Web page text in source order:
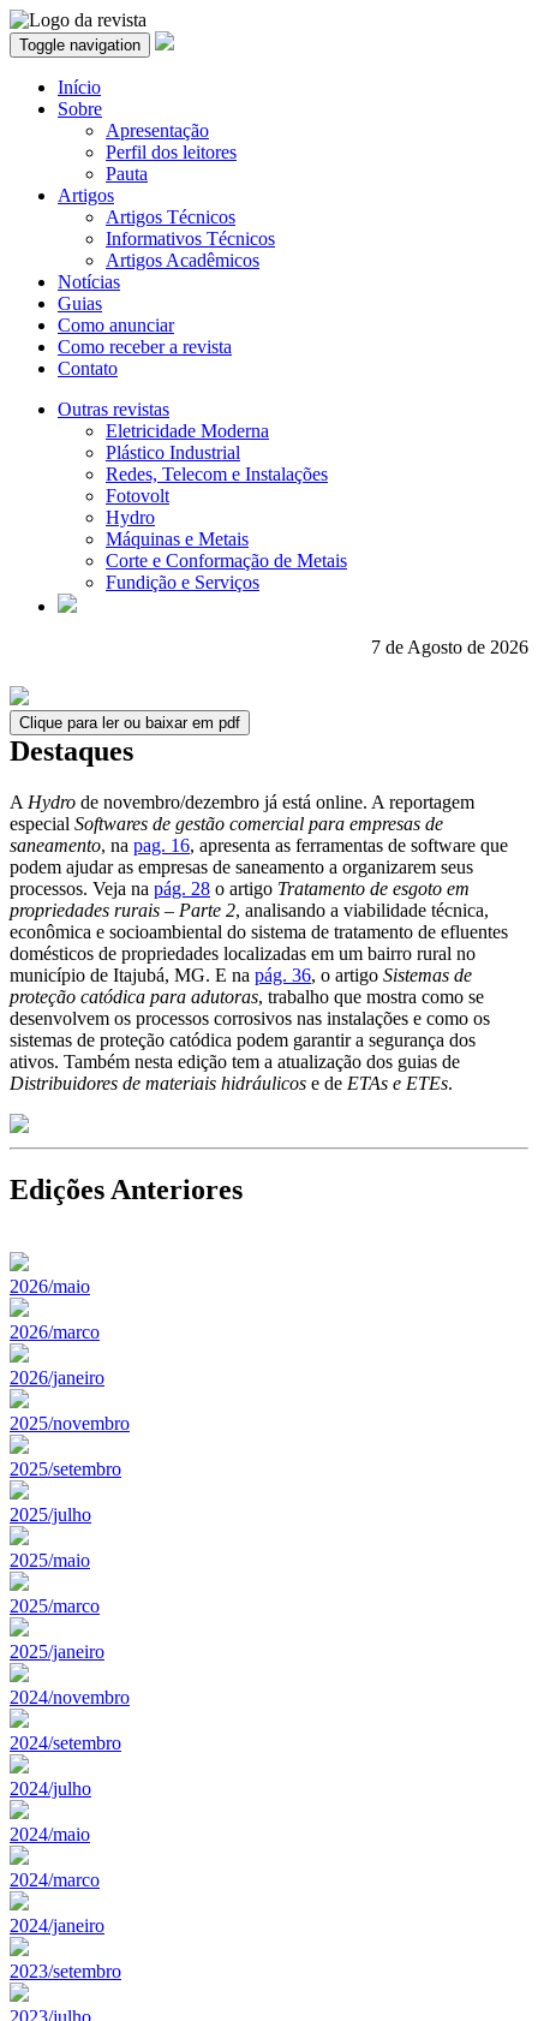
Toggle navigation
Início
Sobre
Apresentação
Perfil dos leitores
Pauta
Artigos
Artigos Técnicos
Informativos Técnicos
Artigos Acadêmicos
Notícias
Guias
Como anunciar
Como receber a revista
Contato
Outras revistas
Eletricidade Moderna
Plástico Industrial
Redes, Telecom e Instalações
Fotovolt
Hydro
Máquinas e Metais
Corte e Conformação de Metais
Fundição e Serviços
7 de Agosto de 2026
Clique para ler ou baixar em pdf
Destaques
A Hydro de novembro/dezembro já está online. A reportagem
especial Softwares de gestão comercial para empresas de
saneamento, na pag. 16, apresenta as ferramentas de software que
podem ajudar as empresas de saneamento a organizarem seus
processos. Veja na pág. 28 o artigo Tratamento de esgoto em
propriedades rurais – Parte 2, analisando a viabilidade técnica,
econômica e socioambiental do sistema de tratamento de efluentes
domésticos de propriedades localizadas em um bairro rural no
município de Itajubá, MG. E na pág. 36, o artigo Sistemas de
proteção catódica para adutoras, trabalho que mostra como se
desenvolvem os processos corrosivos nas instalações e como os
sistemas de proteção catódica podem garantir a segurança dos
ativos. Também nesta edição tem a atualização dos guias de
Distribuidores de materiais hidráulicos e de ETAs e ETEs.
Edições Anteriores
2026/maio
2026/marco
2026/janeiro
2025/novembro
2025/setembro
2025/julho
2025/maio
2025/marco
2025/janeiro
2024/novembro
2024/setembro
2024/julho
2024/maio
2024/marco
2024/janeiro
2023/setembro
2023/julho